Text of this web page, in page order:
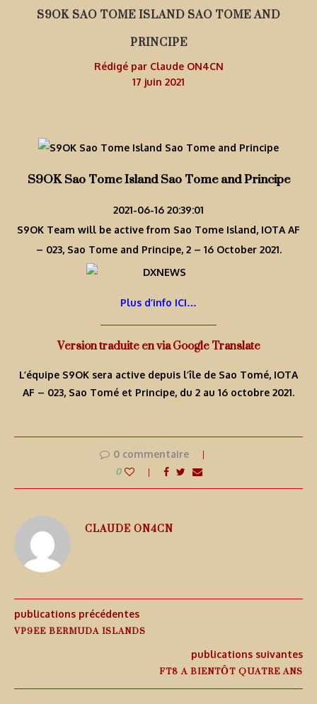
S9OK SAO TOME ISLAND SAO TOME AND
PRINCIPE
Rédigé par Claude ON4CN
17 juin 2021
S9OK Sao Tome Island Sao Tome and Principe
2021-06-16 20:39:01
S9OK Team will be active from Sao Tome Island, IOTA AF
– 023, Sao Tome and Principe, 2 – 16 October 2021.
Plus d’info ICI…
Version traduite en via Google Translate
L’équipe S9OK sera active depuis l’île de Sao Tomé, IOTA
AF – 023, Sao Tomé et Principe, du 2 au 16 octobre 2021.
0 commentaire
0
CLAUDE ON4CN
publications précédentes
VP9EE BERMUDA ISLANDS
publications suivantes
FT8 A BIENTÔT QUATRE ANS